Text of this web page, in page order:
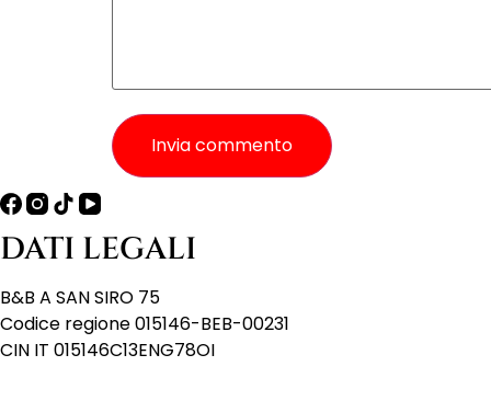
Invia commento
DATI LEGALI
B&B A SAN SIRO 75
Codice regione 015146-BEB-00231
CIN IT 015146C13ENG78OI